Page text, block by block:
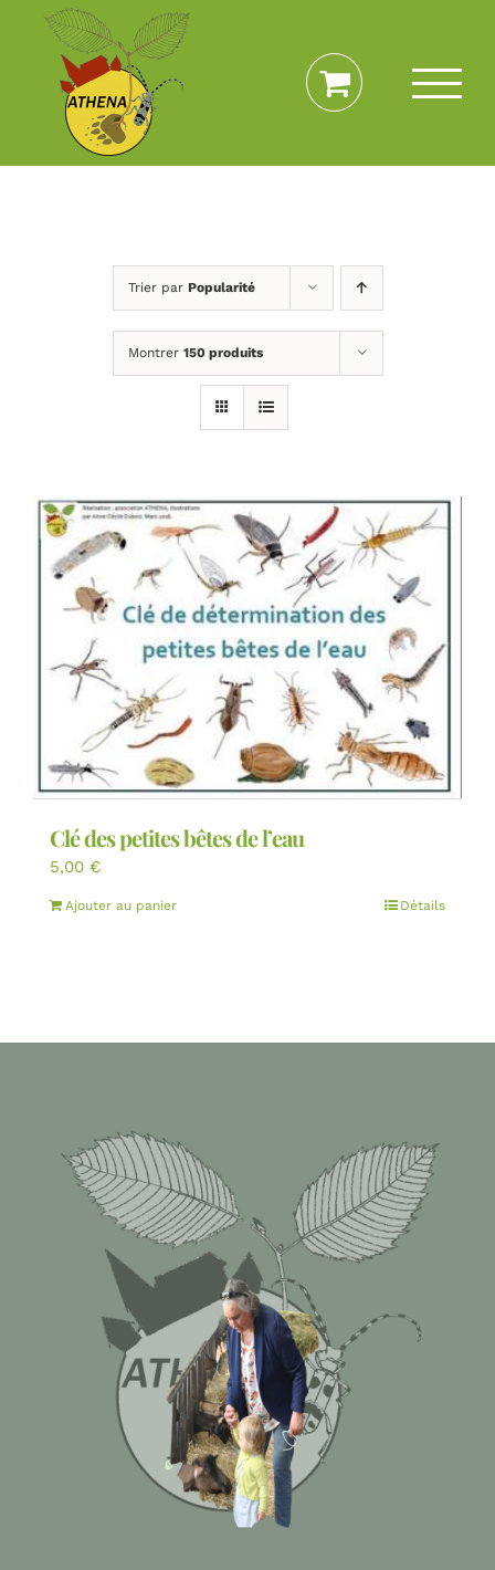
Passer
contenu
Trier par Popularité
Montrer 150 produits
Clé des petites bêtes de l’eau
5,00 €
Ajouter au panier Détails